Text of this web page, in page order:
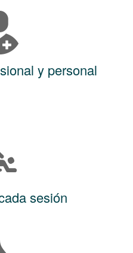
y personal
sesión